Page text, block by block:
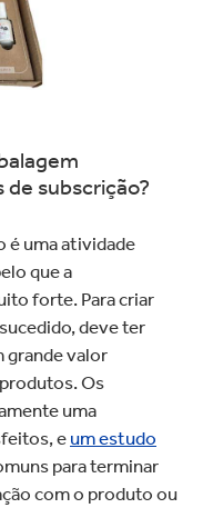
de subscrição?
é uma atividade
que a
forte. Para criar
deve ter
grande valor
Os
uma
e um estudo
para terminar
com o produto ou